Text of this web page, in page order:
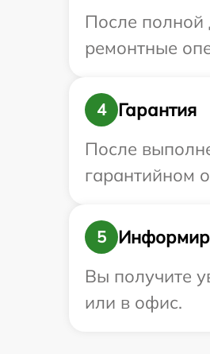
После полной
ремонтные
4
Гарантия
После
гарантийном
5
Вы получите
или в офис.